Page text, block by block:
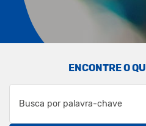
ENCONTRE O